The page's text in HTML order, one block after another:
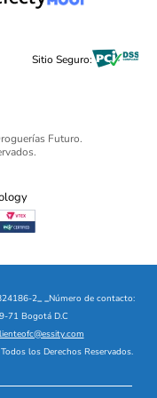
Sitio Seguro:
Futuro.
2_ _Número de contacto:
71 Bogotá D.C
los Derechos Reservados.